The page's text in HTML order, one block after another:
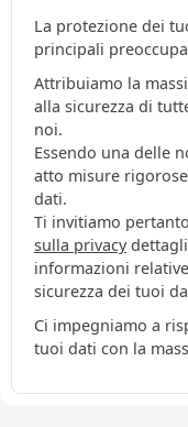
La protezione dei
principali
Attribuiamo la
alla sicurezza di
noi.
Essendo una delle
atto misure
dati.
Ti invitiamo
sulla privacy
informazioni
sicurezza dei tuoi
Ci impegniamo a
tuoi dati con la